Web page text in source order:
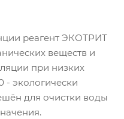
реагент ЭКОТРИТ
веществ и
при низких
- экологически
для очистки воды